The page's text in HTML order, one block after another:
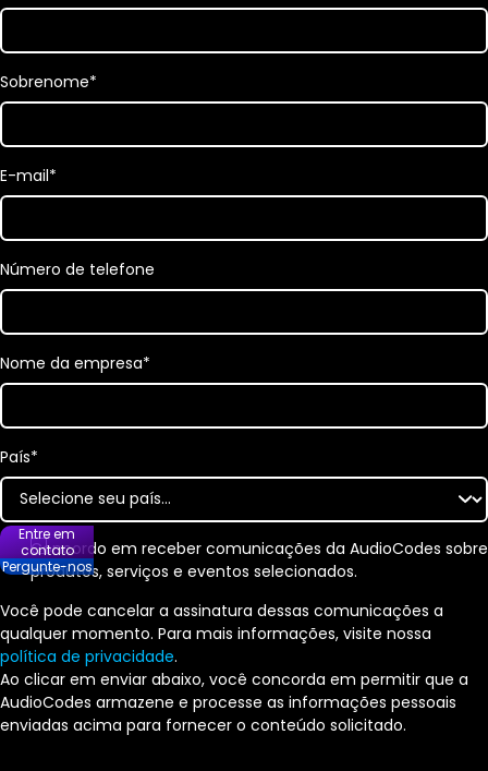
Sobrenome*
E-mail*
Número de telefone
Nome da empresa*
País*
Concordo em receber comunicações da AudioCodes sobre
produtos, serviços e eventos selecionados.
Você pode cancelar a assinatura dessas comunicações a
qualquer momento. Para mais informações, visite nossa
política de privacidade.
Ao clicar em enviar abaixo, você concorda em permitir que a
AudioCodes armazene e processe as informações pessoais
enviadas acima para fornecer o conteúdo solicitado.
Entre em
contato
Pergunte-nos